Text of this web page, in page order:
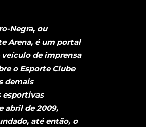
Negra, ou
Arena, é um portal
de imprensa
o Esporte Clube
demais
esportivas
abril de 2009,
até então, o